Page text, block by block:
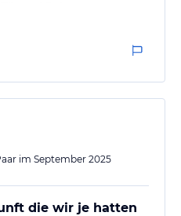
wohl zu fühlen.
befestigt und daher sehr
sind die Krähen.
nur Lärm.
Naturschutz hin
im September 2025
die wir je hatten